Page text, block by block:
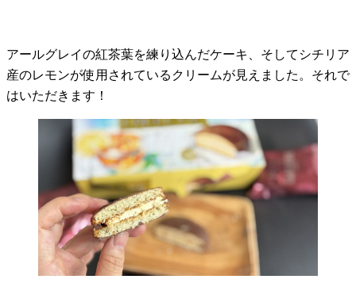
アールグレイの紅茶葉を練り込んだケーキ、そしてシチリア
産のレモンが使用されているクリームが見えました。それで
はいただきます！